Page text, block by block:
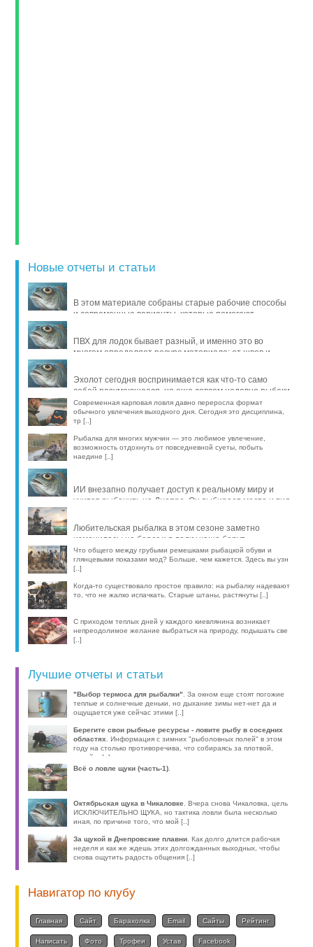
Новые отчеты и статьи
В этом материале собраны старые рабочие способы
и современные варианты, которые помогают
ПВХ для лодок бывает разный, и именно это во
многом определяет ресурс материала: от швов и
Эхолот сегодня воспринимается как что-то само
собой разумеющееся, но еще совсем недавно рыбаки
обходились б [..]
Современная карповая ловля давно переросла формат
обычного увлечения выходного дня. Сегодня это дисциплина,
тр [..]
Рыбалка для многих мужчин — это любимое увлечение,
возможность отдохнуть от повседневной суеты, побыть
наедине [..]
ИИ внезапно получает доступ к реальному миру и
учится рыбачить на Днепре. Он выбирает место и вид
Любительская рыбалка в этом сезоне заметно
изменилась: на берег и в лодку чаще берут
компактные эхолоты, об [..]
Что общего между грубыми ремешками рыбацкой обуви и
глянцевыми показами мод? Больше, чем кажется. Здесь вы узн
[..]
Когда-то существовало простое правило: на рыбалку надевают
то, что не жалко испачкать. Старые штаны, растянуты [..]
С приходом теплых дней у каждого киевлянина возникает
непреодолимое желание выбраться на природу, подышать све
[..]
Лучшие отчеты и статьи
"Выбор термоса для рыбалки". За окном еще стоят погожие
теплые и солнечные деньки, но дыхание зимы нет-нет да и
ощущается уже сейчас этими [..]
Берегите свои рыбные ресурсы - ловите рыбу в соседних
областях
. Информация с зимних "рыболовных полей" в этом
году на столько противоречива, что собираясь за плотвой,
волей-н [..]
Всё о ловле щуки (часть-1)
Октябрьская щука в Чикаловке. Вчера снова Чикаловка, цель
ИСКЛЮЧИТЕЛЬНО ЩУКА, но тактика ловли была несколько
иная, по причине того, что мой [..]
За щукой в Днепровские плавни . Как долго длится рабочая
неделя и как же ждешь этих долгожданных выходных, чтобы
снова ощутить радость общения [..]
Навигатор по клубу
Главная Сайт Барахолка Email Сайты Рейтинг
Написать Фото Трофеи Устав Facebook